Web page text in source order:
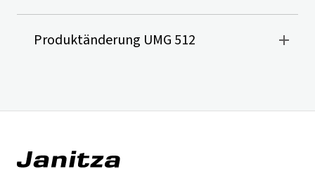
Produktänderung UMG 512